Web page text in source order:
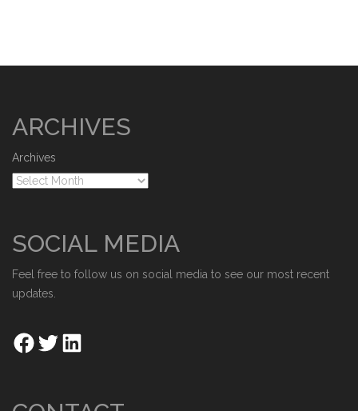
ARCHIVES
Archives
SOCIAL MEDIA
Feel free to follow us on social media to see our most recent
updates.